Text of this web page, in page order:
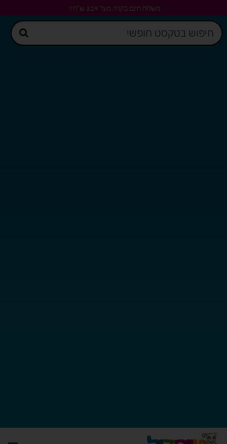
משלוח חינם בקניה מעל 329 ש"ח!!